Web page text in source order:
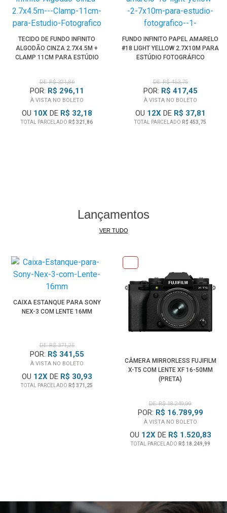
TECIDO DE FUNDO INFINITO
ALGODÃO CINZA 2.7X4.5M +
CLAMP 11CM PARA ESTÚDIO
DE: R$ 321,86
POR: R$ 296,11
À VISTA NO BOLETO
OU 10XDE R$ 32,18
TOTAL PARCELADO R$ 321,86
FUNDO INFINITO PAPEL AMARELO
#18 LIGHT YELLOW 2.7X10M PARA
ESTÚDIO FOTOGRÁFICO
DE: R$ 453,75
POR: R$ 417,45
À VISTA NO BOLETO
OU 12XDE R$ 37,81
TOTAL PARCELADO R$ 453,75
Lançamentos
VER TUDO
CAIXA ESTANQUE PARA SONY
NEX-3 COM LENTE 16MM
DE: R$ 371,25
POR: R$ 341,55
À VISTA NO BOLETO
OU 12XDE R$ 30,93
TOTAL PARCELADO R$ 371,25
CÂMERA MIRRORLESS FUJIFILM
X-T5 COM LENTE XF 16-50MM
(PRETA)
DE: R$ 18.249,99
POR: R$ 16.789,99
À VISTA NO BOLETO
OU 12XDE R$ 1.520,83
TOTAL PARCELADO R$ 18.249,99